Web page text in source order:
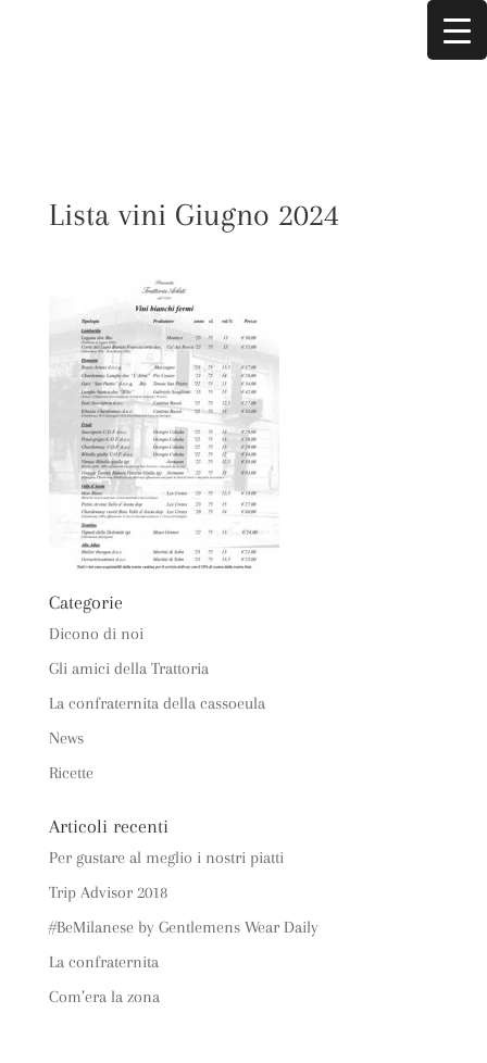
Lista vini Giugno 2024
Categorie
Dicono di noi
Gli amici della Trattoria
La confraternita della cassoeula
News
Ricette
Articoli recenti
Per gustare al meglio i nostri piatti
Trip Advisor 2018
#BeMilanese by Gentlemens Wear Daily
La confraternita
Com’era la zona